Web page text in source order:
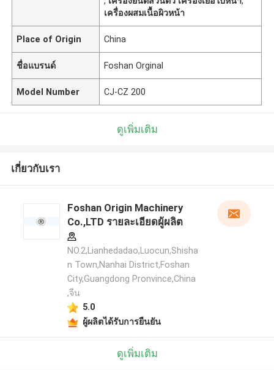
เครื่องผสมเนื้อผิวหน้า
Place of Origin China
ชื่อแบรนด์ Foshan Orginal
Model Number CJ-CZ 200
ดูเพิ่มเติม
เกี่ยวกับเรา
Foshan Origin Machinery
Co.,LTD รายละเอียดผู้ผลิต
NO.2,Lianhedadao,Luocun,Shisha
n Town,Nanhai District,Foshan
City,Guangdong Pronvince,China
,จีน
5.0
ผู้ผลิตได้รับการยืนยัน
ดูเพิ่มเติม